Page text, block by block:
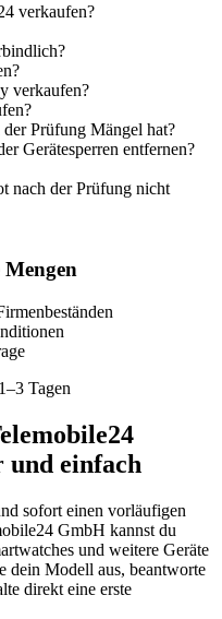
verkaufen?
verkaufen?
der Prüfung Mängel hat?
Gerätesperren entfernen?
nach der Prüfung nicht
Tagen
und einfach
sofort einen vorläufigen
GmbH kannst du
und weitere Geräte
dein Modell aus, beantworte
direkt eine erste